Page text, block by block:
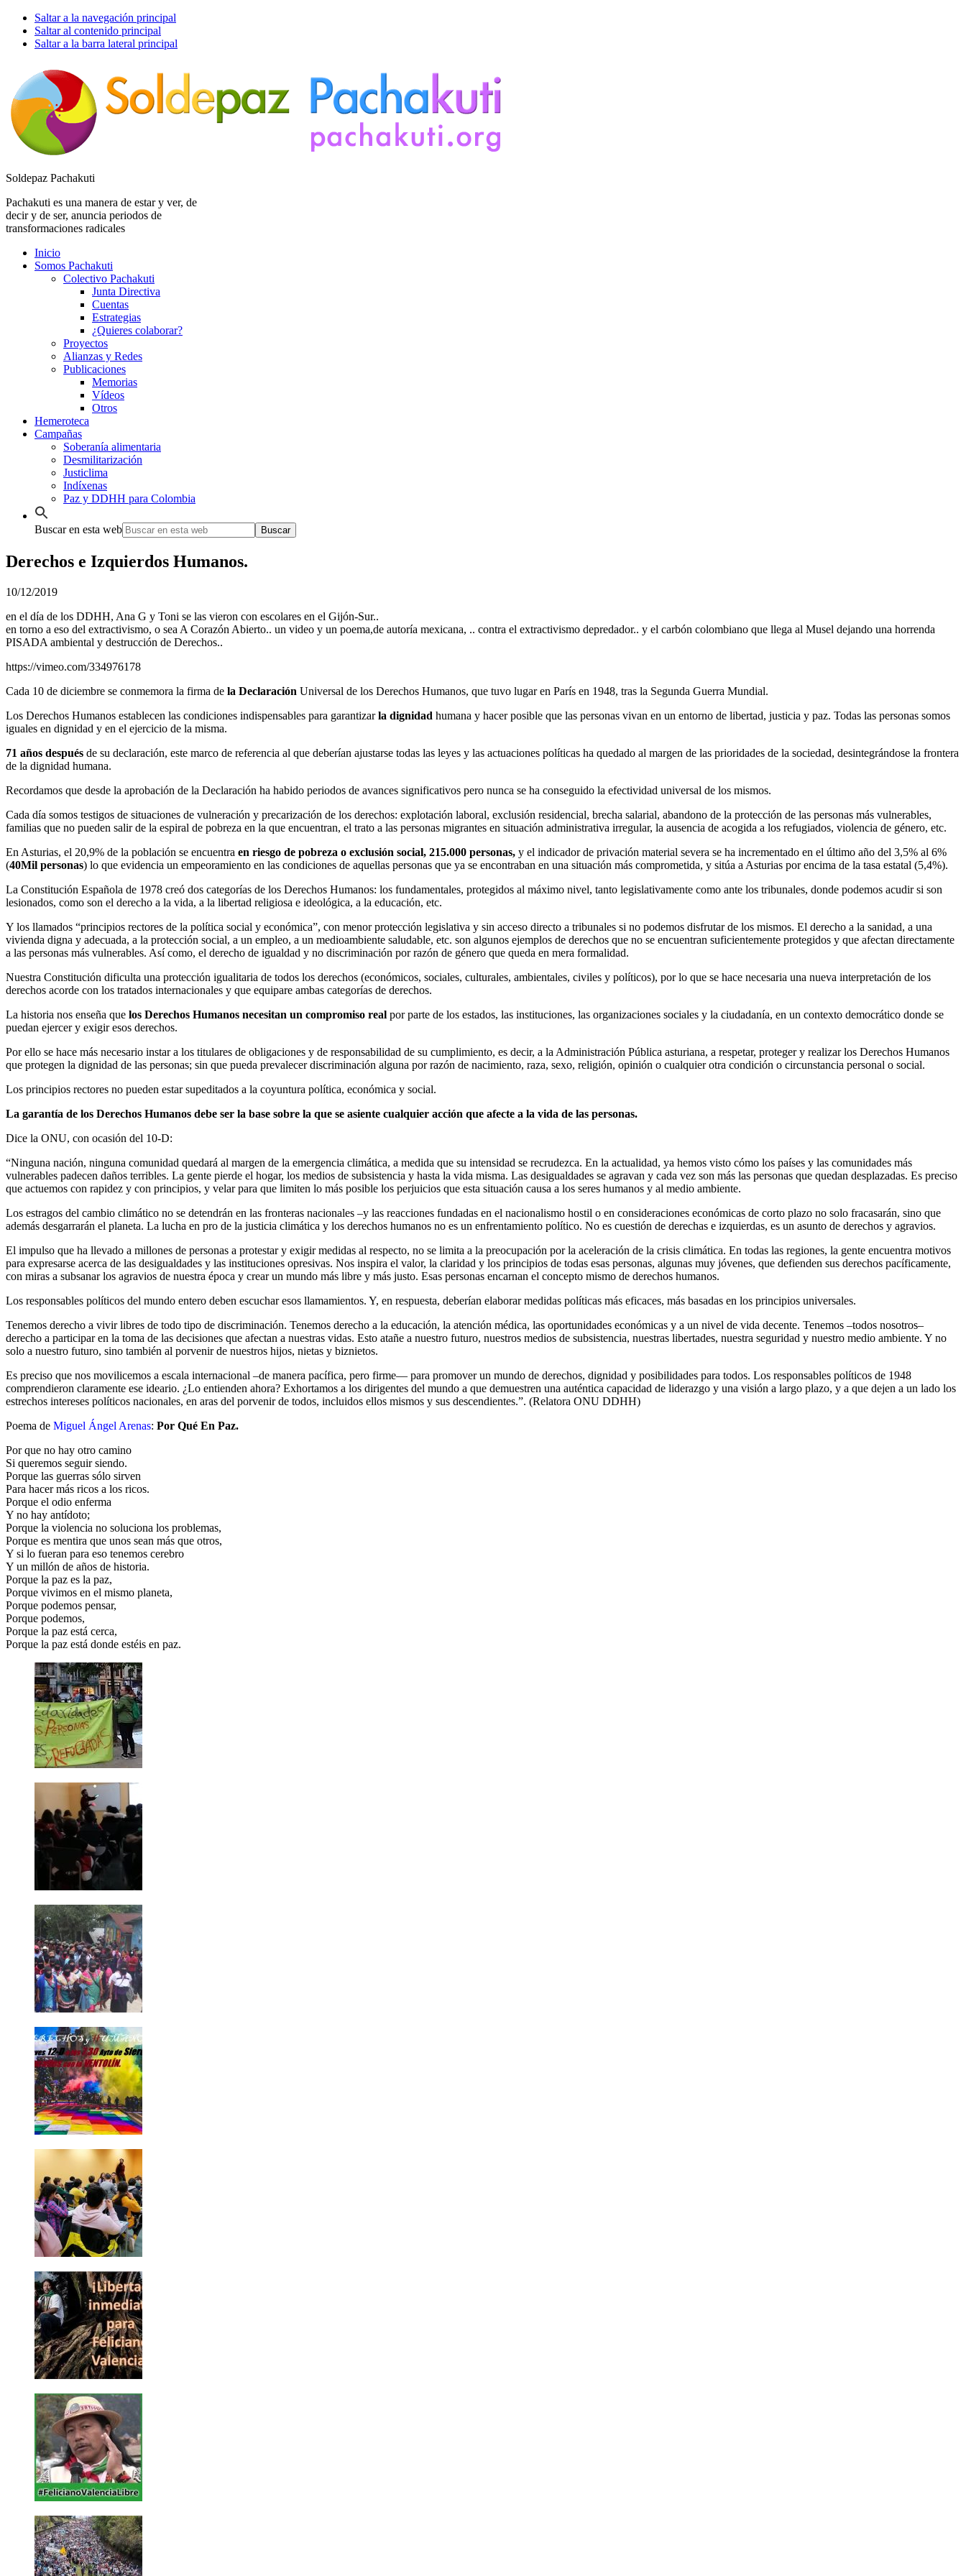
Saltar a la navegación principal
Saltar al contenido principal
Saltar a la barra lateral principal
Soldepaz Pachakuti
Pachakuti es una manera de estar y ver, de
decir y de ser, anuncia periodos de
transformaciones radicales
Inicio
Somos Pachakuti
Colectivo Pachakuti
Junta Directiva
Cuentas
Estrategias
¿Quieres colaborar?
Proyectos
Alianzas y Redes
Publicaciones
Memorias
Vídeos
Otros
Hemeroteca
Campañas
Soberanía alimentaria
Desmilitarización
Justiclima
Indíxenas
Paz y DDHH para Colombia
Buscar en esta web
Derechos e Izquierdos Humanos.
10/12/2019
en el día de los DDHH, Ana G y Toni se las vieron con escolares en el Gijón-Sur..
en torno a eso del extractivismo, o sea A Corazón Abierto.. un video y un poema,de autoría mexicana, .. contra el extractivismo depredador.. y el carbón colombiano que llega al Musel dejando una horrenda
PISADA ambiental y destrucción de Derechos..
https://vimeo.com/334976178
Cada 10 de diciembre se conmemora la firma de la Declaración Universal de los Derechos Humanos, que tuvo lugar en París en 1948, tras la Segunda Guerra Mundial.
Los Derechos Humanos establecen las condiciones indispensables para garantizarla dignidad humana y hacer posible que las personas vivan en un entorno de libertad, justicia y paz. Todas las personas somos
iguales en dignidad y en el ejercicio de la misma.
71 años después de su declaración, este marco de referencia al que deberían ajustarse todas las leyes y las actuaciones políticas ha quedado al margen de las prioridades de la sociedad, desintegrándose la frontera
de la dignidad humana.
Recordamos que desde la aprobación de la Declaración ha habido periodos de avances significativos pero nunca se ha conseguido la efectividad universal de los mismos.
Cada día somos testigos de situaciones de vulneración y precarización de los derechos: explotación laboral, exclusión residencial, brecha salarial, abandono de la protección de las personas más vulnerables,
familias que no pueden salir de la espiral de pobreza en la que encuentran, el trato a las personas migrantes en situación administrativa irregular, la ausencia de acogida a los refugiados, violencia de género, etc.
En Asturias, el 20,9% de la población se encuentra en riesgo de pobreza o exclusión social, 215.000 personas, y el indicador de privación material severa se ha incrementado en el último año del 3,5% al 6%
(40Mil personas) lo que evidencia un empeoramiento en las condiciones de aquellas personas que ya se encontraban en una situación más comprometida, y sitúa a Asturias por encima de la tasa estatal (5,4%).
La Constitución Española de 1978 creó dos categorías de los Derechos Humanos: los fundamentales, protegidos al máximo nivel, tanto legislativamente como ante los tribunales, donde podemos acudir si son
lesionados, como son el derecho a la vida, a la libertad religiosa e ideológica, a la educación, etc.
Y los llamados “principios rectores de la política social y económica”, con menor protección legislativa y sin acceso directo a tribunales si no podemos disfrutar de los mismos. El derecho a la sanidad, a una
vivienda digna y adecuada, a la protección social, a un empleo, a un medioambiente saludable, etc. son algunos ejemplos de derechos que no se encuentran suficientemente protegidos y que afectan directamente
a las personas más vulnerables. Así como, el derecho de igualdad y no discriminación por razón de género que queda en mera formalidad.
Nuestra Constitución dificulta una protección igualitaria de todos los derechos (económicos, sociales, culturales, ambientales, civiles y políticos), por lo que se hace necesaria una nueva interpretación de los
derechos acorde con los tratados internacionales y que equipare ambas categorías de derechos.
La historia nos enseña que los Derechos Humanos necesitan un compromiso real por parte de los estados, las instituciones, las organizaciones sociales y la ciudadanía, en un contexto democrático donde se
puedan ejercer y exigir esos derechos.
Por ello se hace más necesario instar a los titulares de obligaciones y de responsabilidad de su cumplimiento, es decir, a la Administración Pública asturiana, a respetar, proteger y realizar los Derechos Humanos
que protegen la dignidad de las personas; sin que pueda prevalecer discriminación alguna por razón de nacimiento, raza, sexo, religión, opinión o cualquier otra condición o circunstancia personal o social.
Los principios rectores no pueden estar supeditados a la coyuntura política, económica y social.
La garantía de los Derechos Humanos debe ser la base sobre la que se asiente cualquier acción que afecte a la vida de las personas.
Dice la ONU, con ocasión del 10-D:
“Ninguna nación, ninguna comunidad quedará al margen de la emergencia climática, a medida que su intensidad se recrudezca. En la actualidad, ya hemos visto cómo los países y las comunidades más
vulnerables padecen daños terribles. La gente pierde el hogar, los medios de subsistencia y hasta la vida misma. Las desigualdades se agravan y cada vez son más las personas que quedan desplazadas. Es preciso
que actuemos con rapidez y con principios, y velar para que limiten lo más posible los perjuicios que esta situación causa a los seres humanos y al medio ambiente.
Los estragos del cambio climático no se detendrán en las fronteras nacionales –y las reacciones fundadas en el nacionalismo hostil o en consideraciones económicas de corto plazo no solo fracasarán, sino que
además desgarrarán el planeta. La lucha en pro de la justicia climática y los derechos humanos no es un enfrentamiento político. No es cuestión de derechas e izquierdas, es un asunto de derechos y agravios.
El impulso que ha llevado a millones de personas a protestar y exigir medidas al respecto, no se limita a la preocupación por la aceleración de la crisis climática. En todas las regiones, la gente encuentra motivos
para expresarse acerca de las desigualdades y las instituciones opresivas. Nos inspira el valor, la claridad y los principios de todas esas personas, algunas muy jóvenes, que defienden sus derechos pacíficamente,
con miras a subsanar los agravios de nuestra época y crear un mundo más libre y más justo. Esas personas encarnan el concepto mismo de derechos humanos.
Los responsables políticos del mundo entero deben escuchar esos llamamientos. Y, en respuesta, deberían elaborar medidas políticas más eficaces, más basadas en los principios universales.
Tenemos derecho a vivir libres de todo tipo de discriminación. Tenemos derecho a la educación, la atención médica, las oportunidades económicas y a un nivel de vida decente. Tenemos –todos nosotros–
derecho a participar en la toma de las decisiones que afectan a nuestras vidas. Esto atañe a nuestro futuro, nuestros medios de subsistencia, nuestras libertades, nuestra seguridad y nuestro medio ambiente. Y no
solo a nuestro futuro, sino también al porvenir de nuestros hijos, nietas y biznietos.
Es preciso que nos movilicemos a escala internacional –de manera pacífica, pero firme— para promover un mundo de derechos, dignidad y posibilidades para todos. Los responsables políticos de 1948
comprendieron claramente ese ideario. ¿Lo entienden ahora? Exhortamos a los dirigentes del mundo a que demuestren una auténtica capacidad de liderazgo y una visión a largo plazo, y a que dejen a un lado los
estrechos intereses políticos nacionales, en aras del porvenir de todos, incluidos ellos mismos y sus descendientes.”. (Relatora ONU DDHH)
Poema de Miguel Ángel Arenas: Por Qué En Paz.
Por que no hay otro camino
Si queremos seguir siendo.
Porque las guerras sólo sirven
Para hacer más ricos a los ricos.
Porque el odio enferma
Y no hay antídoto;
Porque la violencia no soluciona los problemas,
Porque es mentira que unos sean más que otros,
Y si lo fueran para eso tenemos cerebro
Y un millón de años de historia.
Porque la paz es la paz,
Porque vivimos en el mismo planeta,
Porque podemos pensar,
Porque podemos,
Porque la paz está cerca,
Porque la paz está donde estéis en paz.